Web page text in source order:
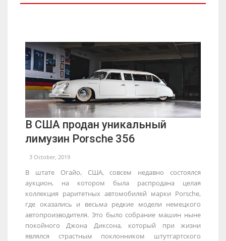
В США продан уникальный
лимузин Porsche 356
3 October, 2019
В штате Огайо, США, совсем недавно состоялся
аукцион, на котором была распродана целая
коллекция раритетных автомобилей марки Porsche,
где оказались и весьма редкие модели немецкого
автопроизводителя. Это было собрание машин ныне
покойного Джона Диксона, который при жизни
являлся страстным поклонником штутгартского